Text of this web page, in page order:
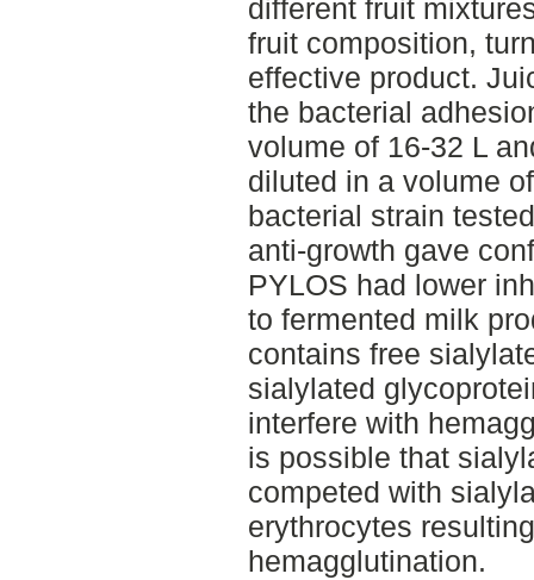
different fruit
fruit composition,
effective product.
the bacterial
volume of 16-32 L
diluted in a volume
bacterial strain
anti-growth gave
PYLOS had lower
to fermented milk
contains free
sialylated
interfere with
is possible that
competed with
erythrocytes
hemagglutination.